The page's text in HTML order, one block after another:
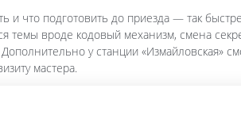
и что подготовить до приезда — так
темы вроде кодовый механизм, смена
у станции «Измайловская»
мастера.